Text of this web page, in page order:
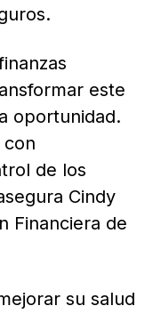
este
oportunidad.
con
de los
Cindy
Financiera de
su salud